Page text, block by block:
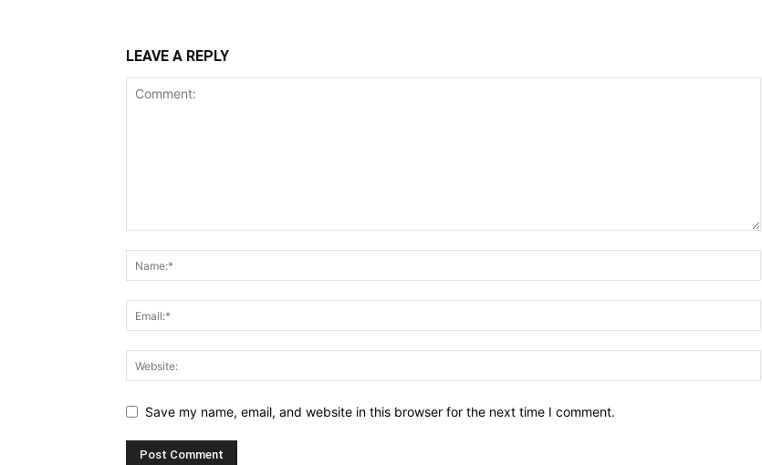
LEAVE A REPLY
Save my name, email, and website in this browser for the next time I comment.